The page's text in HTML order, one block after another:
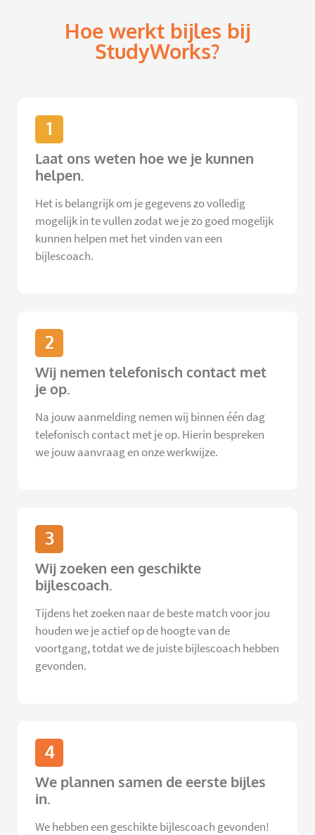
Hoe werkt bijles bij
StudyWorks?
1
Laat ons weten hoe we je kunnen
helpen.
Het is belangrijk om je gegevens zo volledig
mogelijk in te vullen zodat we je zo goed mogelijk
kunnen helpen met het vinden van een
bijlescoach.
2
Wij nemen telefonisch contact met
je op.
Na jouw aanmelding nemen wij binnen één dag
telefonisch contact met je op. Hierin bespreken
we jouw aanvraag en onze werkwijze.
3
Wij zoeken een geschikte
bijlescoach.
Tijdens het zoeken naar de beste match voor jou
houden we je actief op de hoogte van de
voortgang, totdat we de juiste bijlescoach hebben
gevonden.
4
We plannen samen de eerste bijles
in.
We hebben een geschikte bijlescoach gevonden!